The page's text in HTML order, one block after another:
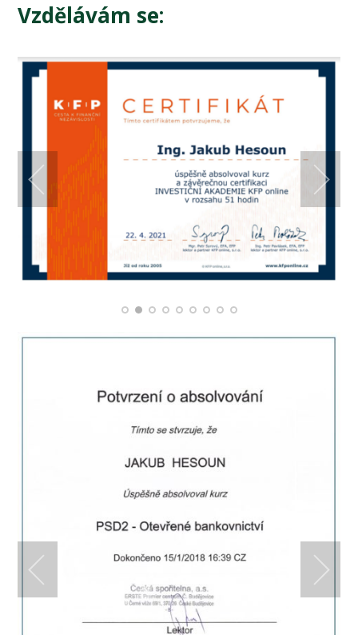
Vzdělávám se: